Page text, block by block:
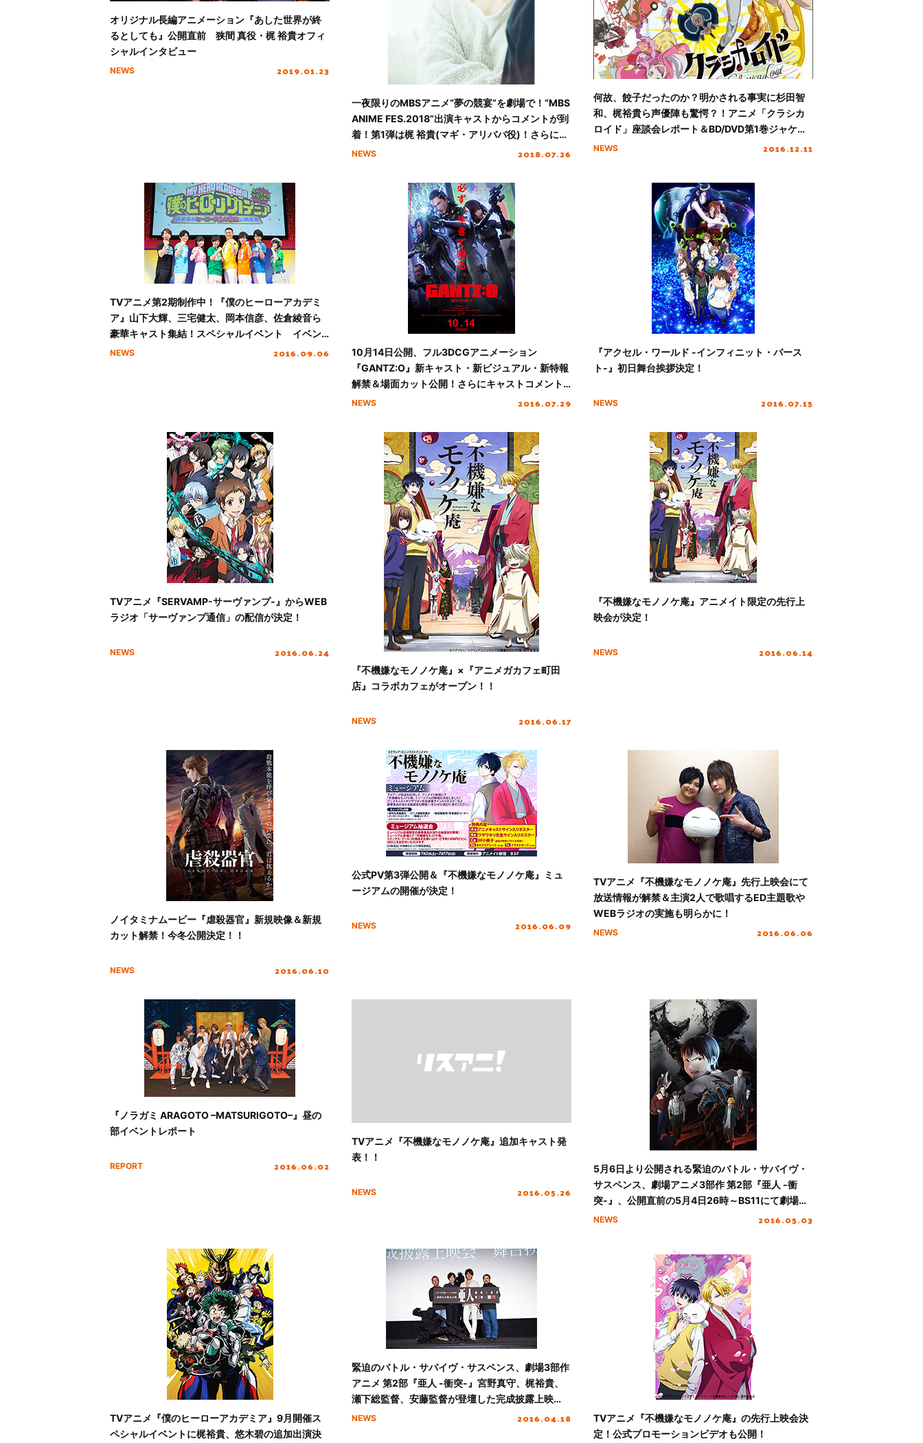
オリジナル長編アニメーション『あした世界が終
るとしても』公開直前 狭間 真役・梶 裕貴オフィ
シャルインタビュー
NEWS 2019.01.23
一夜限りのMBSアニメ“夢の競宴”を劇場で！“MBS
ANIME FES.2018”出演キャストからコメントが到
着！第1弾は梶 裕貴(マギ・アリババ役)！さらに、
5週にわたり出演者コメントが続々と！
NEWS 2018.07.26
何故、餃子だったのか？明かされる事実に杉田智
和、梶裕貴ら声優陣も驚愕？！アニメ「クラシカ
ロイド」座談会レポート＆BD/DVD第1巻ジャケッ
ト公開！
NEWS 2016.12.11
TVアニメ第2期制作中！『僕のヒーローアカデミ
ア』山下大輝、三宅健太、岡本信彦、佐倉綾音ら
豪華キャスト集結！スペシャルイベント イベン
トレポートが到着！
NEWS 2016.09.06
10月14日公開、フル3DCGアニメーション
『GANTZ:O』新キャスト・新ビジュアル・新特報
解禁＆場面カット公開！さらにキャストコメント
も到着！
NEWS 2016.07.29
『アクセル・ワールド -インフィニット・バース
ト-』初日舞台挨拶決定！
NEWS 2016.07.15
TVアニメ『SERVAMP-サーヴァンプ-』からWEB
ラジオ「サーヴァンプ通信」の配信が決定！
NEWS 2016.06.24
『不機嫌なモノノケ庵』×『アニメガカフェ町田
店』コラボカフェがオープン！！
NEWS 2016.06.17
『不機嫌なモノノケ庵』アニメイト限定の先行上
映会が決定！
NEWS 2016.06.14
ノイタミナムービー『虐殺器官』新規映像＆新規
カット解禁！今冬公開決定！！
NEWS 2016.06.10
公式PV第3弾公開＆『不機嫌なモノノケ庵』ミュ
ージアムの開催が決定！
NEWS 2016.06.09
TVアニメ『不機嫌なモノノケ庵』先行上映会にて
放送情報が解禁＆主演2人で歌唱するED主題歌や
WEBラジオの実施も明らかに！
NEWS 2016.06.06
『ノラガミ ARAGOTO –MATSURIGOTO–』昼の
部イベントレポート
REPORT 2016.06.02
TVアニメ『不機嫌なモノノケ庵』追加キャスト発
表！！
NEWS 2016.05.26
5月6日より公開される緊迫のバトル・サバイヴ・
サスペンス、劇場アニメ3部作 第2部『亜人 -衝
突-』、公開直前の5月4日26時～BS11にて劇場第1
部『亜人 -衝動-』が放送決定 ！！
NEWS 2016.05.03
TVアニメ『僕のヒーローアカデミア』9月開催ス
ペシャルイベントに梶裕貴、悠木碧の追加出演決
緊迫のバトル・サバイヴ・サスペンス、劇場3部作
アニメ 第2部『亜人 -衝突-』宮野真守、梶裕貴、
瀬下総監督、安藤監督が登壇した完成披露上映
会・舞台挨拶のレポートが到着！
NEWS 2016.04.18
TVアニメ『不機嫌なモノノケ庵』の先行上映会決
定！公式プロモーションビデオも公開！